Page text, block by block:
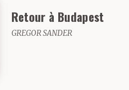
Retour à Budapest
GREGOR SANDER